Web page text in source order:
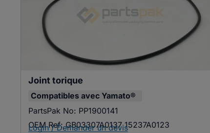
Joint torique
Compatibles avec Yamato®
PartsPak No: PP1900141
OEM Ref: GB03307A0137 15237A0123
Login / Demander un devis